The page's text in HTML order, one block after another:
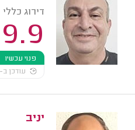
דירוג כללי
9.9
פנוי עכשיו
עודכן ב-10:58
יניב